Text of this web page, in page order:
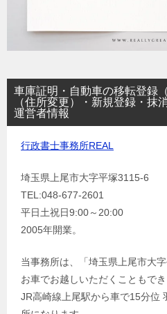
車庫証明・自動車の移転登録
（住所変更）・新規登録・
運営者情報
行政書士事務所REAL
埼玉県上尾市大字平塚3115-6
TEL:048-677-2601
平日土祝日9:00～20:00
2005年開業。
当事務所は、「埼玉県上尾市大
お車でお越しいただくこともでき
JR高崎線上尾駅から車で15分位